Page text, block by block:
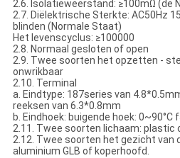
2.6. Isolatieweerstand: ≥100mΩ (de
2.7. Diëlektrische Sterkte: AC50Hz
blinden (Normale Staat)
Het levenscyclus: ≥100000
2.8. Normaal gesloten of open
2.9. Twee soorten het opzetten -
onwrikbaar
2.10. Terminal
a. Eindtype: 187series van
reeksen van 6.3*0.8mm
b. Eindhoek: buigende hoek:
2.11. Twee soorten lichaam: plastic
2.12. Twee soorten het gezicht van
aluminium GLB of koperhoofd.